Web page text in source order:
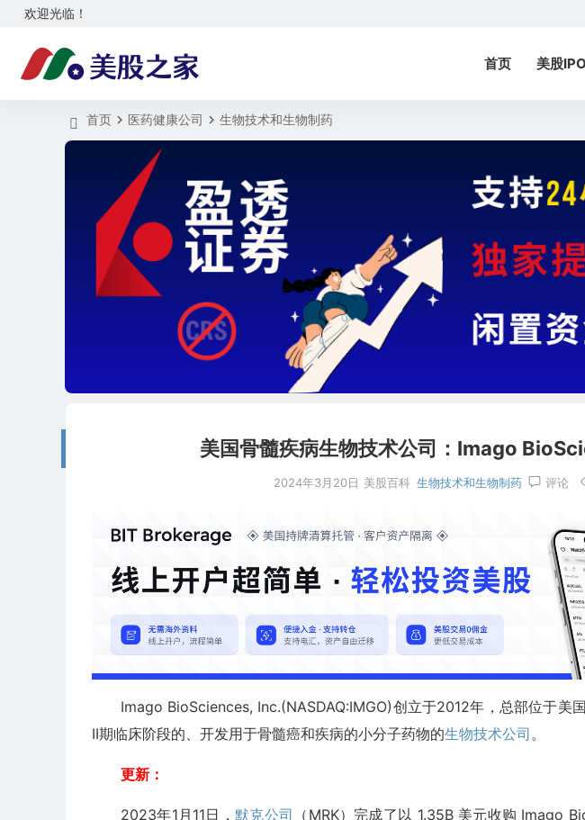
欢迎光临！
首页 美股IPO
首页 医药健康公司 生物技术和生物制药
美国骨髓疾病生物技术公司：Imago
2024年3月20日 美股百科 生物技术和生物制药 评论
Imago BioSciences, Inc.(NASDAQ:IMGO)创立于2012年，总部位于美
II期临床阶段的、开发用于骨髓癌和疾病的小分子药物的生物技术公司 。
更新：
2023年1月11日，默克公司 （MRK）完成了以 1.35B 美元收购 Imago